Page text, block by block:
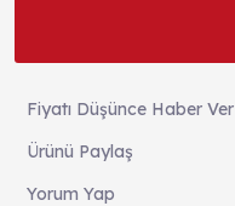
Fiyatı Düşünce Haber Ver
Ürünü Paylaş
Yorum Yap